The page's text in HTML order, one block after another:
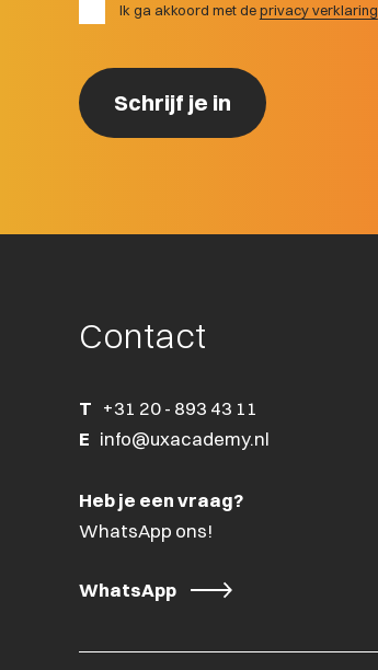
Ik ga akkoord met deprivacy verklaring
Contact
T +31 20 - 893 43 11
E info@uxacademy.nl
Heb je een vraag?
WhatsApp ons!
WhatsApp